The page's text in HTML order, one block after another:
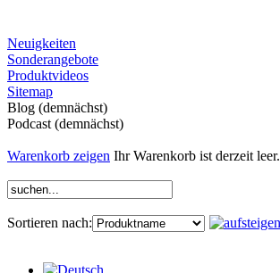
Neuigkeiten
Sonderangebote
Produktvideos
Sitemap
Blog (demnächst)
Podcast (demnächst)
Warenkorb zeigen Ihr Warenkorb ist derzeit leer.
Sortieren nach: